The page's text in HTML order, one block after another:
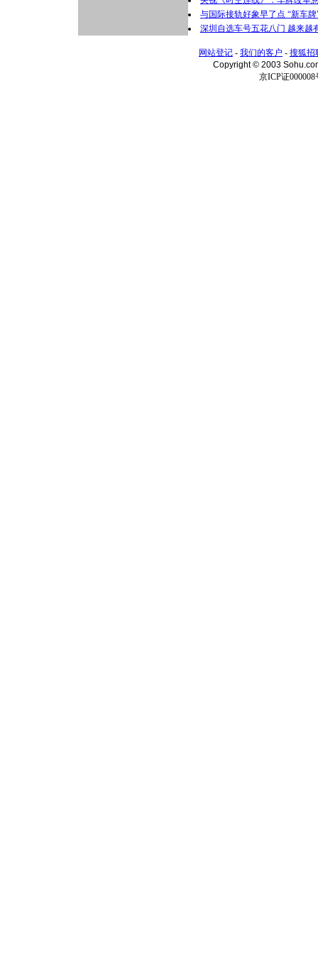
与国际接轨好象早了点 “新车
深圳自选车号五花八门 越来越
网站登记 - 我们的客户 - 搜狐招
Copyright © 2003
京ICP证